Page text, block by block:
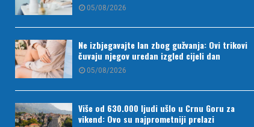
05/08/2026
Ne izbjegavajte lan zbog gužvanja: Ovi trikovi
čuvaju njegov uredan izgled cijeli dan
05/08/2026
Više od 630.000 ljudi ušlo u Crnu Goru za
vikend: Ovo su najprometniji prelazi